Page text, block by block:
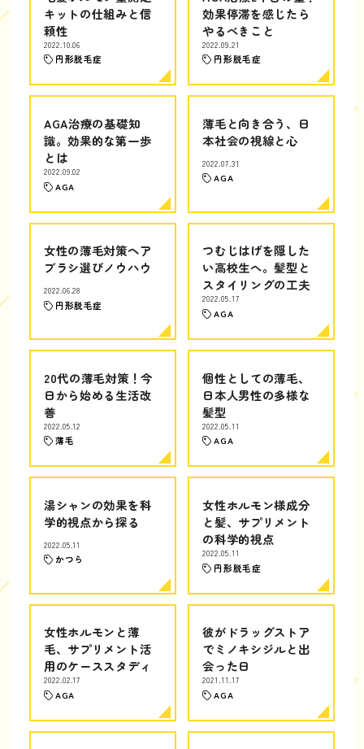
キットの仕組みと信
頼性
2022.10.06
円形脱毛症
効果停滞を感じたら
やるべきこと
2022.09.21
円形脱毛症
AGA治療の基礎知
識。効果的な第一歩
とは
2022.09.02
AGA
薄毛と向き合う、日
本社会の視線と心
2022.07.31
AGA
女性の薄毛対策ヘア
ブラシ選びノウハウ
2022.06.28
円形脱毛症
つむじはげを隠した
い高校生へ。髪型と
スタイリングの工夫
2022.05.17
AGA
20代の薄毛対策！今
日から始める生活改
善
2022.05.12
薄毛
個性としての薄毛、
日本人男性の多様な
髪型
2022.05.11
AGA
湯シャンの効果を科
学的視点から探る
2022.05.11
かつら
女性ホルモン様成分
と髪、サプリメント
の科学的視点
2022.05.11
円形脱毛症
女性ホルモンと薄
毛、サプリメント活
用のケーススタディ
2022.02.17
AGA
彼がドラッグストア
でミノキシジルと出
会った日
2021.11.17
AGA